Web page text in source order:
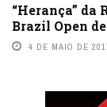
“Herança” da
Brazil Open
4 DE MAIO DE